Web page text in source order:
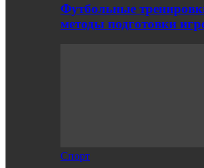
Футбольные
методы подготовки
Спорт